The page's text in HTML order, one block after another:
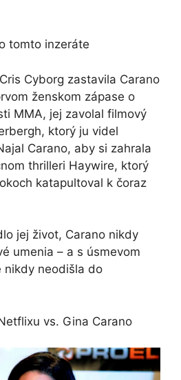
tomto inzeráte
Cyborg zastavila Carano
ženskom zápase o
MMA, jej zavolal filmový
ktorý ju videl
Carano, aby si zahrala
thrilleri Haywire, ktorý
katapultoval k čoraz
jej život, Carano nikdy
umenia – a s úsmevom
nikdy neodišla do